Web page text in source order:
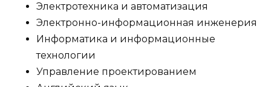
Электротехника и автоматизация
Электронно-информационная инженерия
Информатика и информационные
технологии
Управление проектированием